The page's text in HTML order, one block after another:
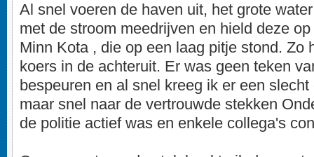
Al snel voeren de haven uit, het grote
met de stroom meedrijven en hield deze
Minn Kota , die op een laag pitje stond. Zo
koers in de achteruit. Er was geen teken
bespeuren en al snel kreeg ik er een
maar snel naar de vertrouwde stekken
de politie actief was en enkele collega's